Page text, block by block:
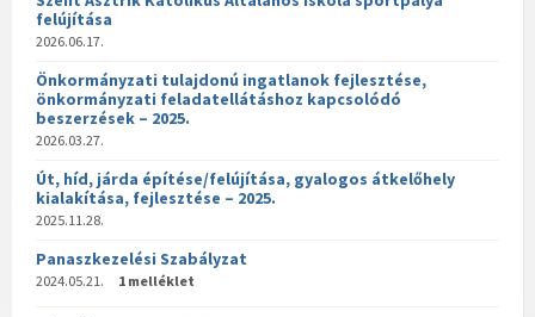
felújítása
2026.06.17.
Önkormányzati tulajdonú ingatlanok fejlesztése,
önkormányzati feladatellátáshoz kapcsolódó
beszerzések – 2025.
2026.03.27.
Út, híd, járda építése/felújítása, gyalogos átkelőhely
kialakítása, fejlesztése – 2025.
2025.11.28.
Panaszkezelési Szabályzat
2024.05.21. 1 melléklet